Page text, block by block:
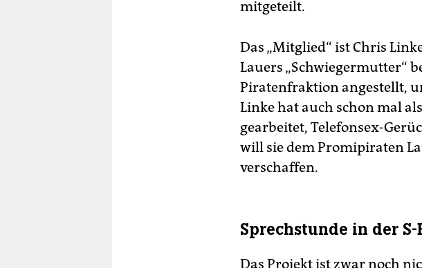
mitgeteilt.
Das „Mitglied“ ist Chris
Lauers „Schwiegermutter“
Piratenfraktion angestellt,
Linke hat auch schon mal
gearbeitet, Telefonsex-
will sie dem Promipiraten
verschaffen.
Sprechstunde in der S-
Das Projekt ist zwar noch